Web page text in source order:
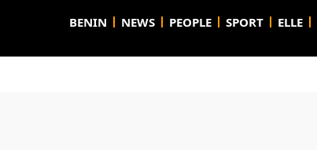
BENIN NEWS PEOPLE SPORT ELLE